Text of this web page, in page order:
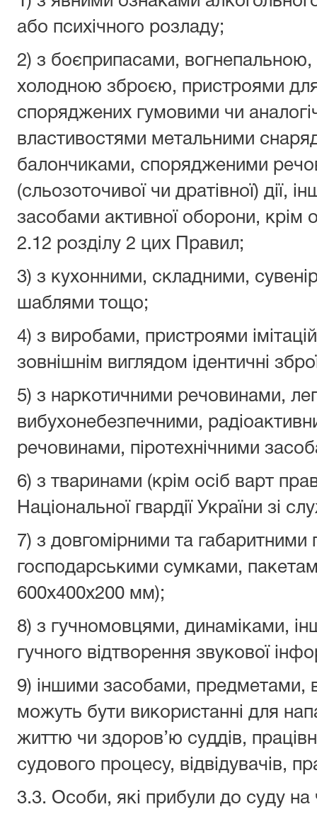
або психічного розладу;
2) з боєприпасами,
холодною зброєю, пристроями для
споряджених гумовими чи
властивостями метальними
балончиками, спорядженими
(сльозоточивої чи дратівної) дії,
засобами активної оборони, крім
2.12 розділу 2 цих Правил;
3) з кухонними, складними,
шаблями тощо;
4) з виробами, пристроями
зовнішнім виглядом ідентичні
5) з наркотичними речовинами,
вибухонебезпечними,
речовинами, піротехнічними
6) з тваринами (крім осіб варт
Національної гвардії України зі
7) з довгомірними та
господарськими сумками,
600х400х200 мм);
8) з гучномовцями, динаміками,
гучного відтворення звукової
9) іншими засобами, предметами,
можуть бути використанні для
життю чи здоров’ю суддів,
судового процесу, відвідувачів,
3.3. Особи, які прибули до суду на